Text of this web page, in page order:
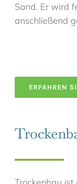
Sand. Er wird
anschließend
ERFAHREN